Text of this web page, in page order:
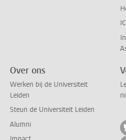
Over ons
Werken bij de Universiteit
Leiden
Steun de Universiteit Leiden
Alumni